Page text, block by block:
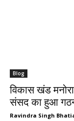
Blog
​विकास खंड
संसद का हुआ
Ravindra Singh